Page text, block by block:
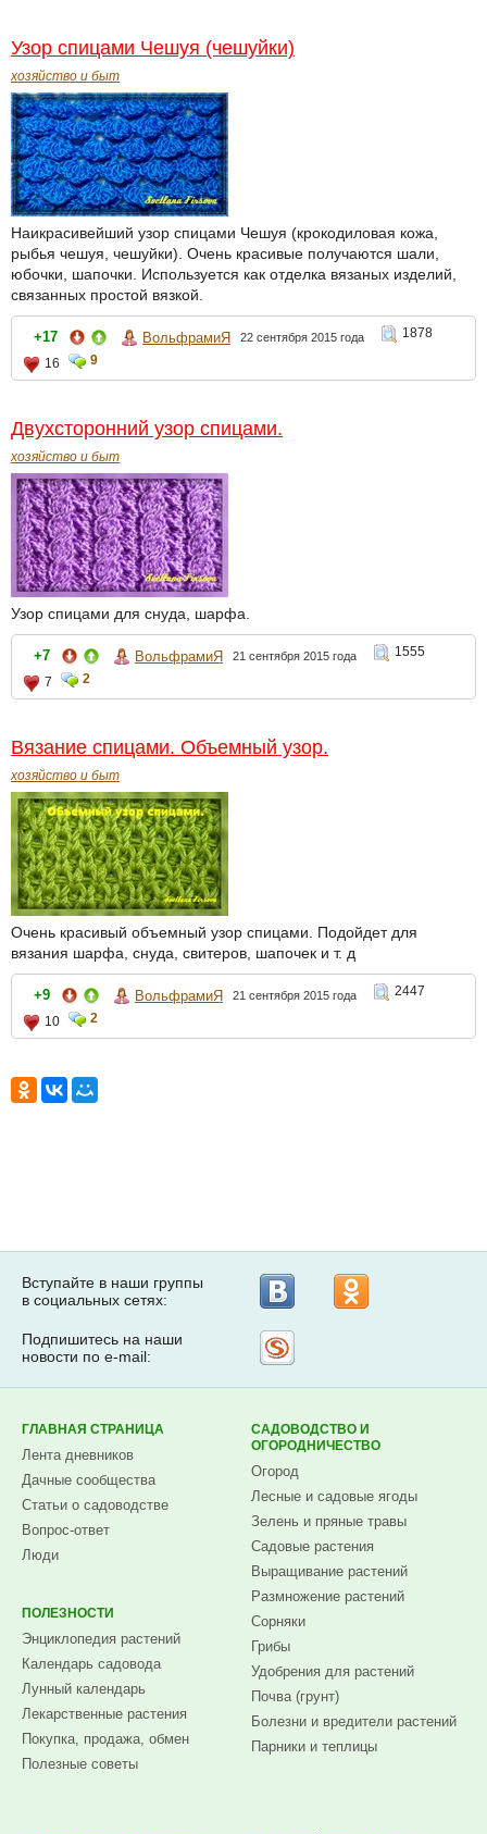
Узор спицами Чешуя (чешуйки)
хозяйство и быт
Наикрасивейший узор спицами Чешуя (крокодиловая кожа,
рыбья чешуя, чешуйки). Очень красивые получаются шали,
юбочки, шапочки. Используется как отделка вязаных изделий,
связанных простой вязкой.
+17 ВольфрамиЯ 22 сентября 2015 года
1878
16
9
Двухсторонний узор спицами.
хозяйство и быт
Узор спицами для снуда, шарфа.
+7 ВольфрамиЯ 21 сентября 2015 года
1555
7
2
Вязание спицами. Объемный узор.
хозяйство и быт
Очень красивый объемный узор спицами. Подойдет для
вязания шарфа, снуда, свитеров, шапочек и т. д
+9 ВольфрамиЯ 21 сентября 2015 года
2447
10
2
Вступайте в наши группы
в социальных сетях:
Подпишитесь на наши
новости по e-mail:
ГЛАВНАЯ СТРАНИЦА
Лента дневников
Дачные сообщества
Статьи о садоводстве
Вопрос-ответ
Люди
ПОЛЕЗНОСТИ
Энциклопедия растений
Календарь садовода
Лунный календарь
Лекарственные растения
Покупка, продажа, обмен
Полезные советы
САДОВОДСТВО И
ОГОРОДНИЧЕСТВО
Огород
Лесные и садовые ягоды
Зелень и пряные травы
Садовые растения
Выращивание растений
Размножение растений
Сорняки
Грибы
Удобрения для растений
Почва (грунт)
Болезни и вредители растений
Парники и теплицы